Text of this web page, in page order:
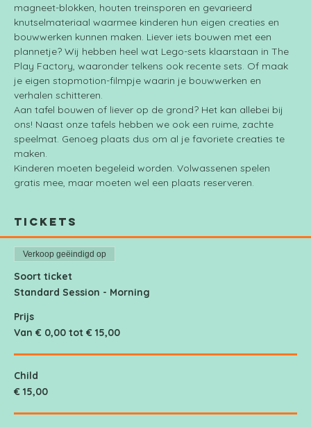
magneet-blokken, houten treinsporen en gevarieerd
knutselmateriaal waarmee kinderen hun eigen creaties en
bouwwerken kunnen maken. Liever iets bouwen met een
plannetje? Wij hebben heel wat Lego-sets klaarstaan in The
Play Factory, waaronder telkens ook recente sets. Of maak
je eigen stopmotion-filmpje waarin je bouwwerken en
verhalen schitteren.
Aan tafel bouwen of liever op de grond? Het kan allebei bij
ons! Naast onze tafels hebben we ook een ruime, zachte
speelmat. Genoeg plaats dus om al je favoriete creaties te
maken.
Kinderen moeten begeleid worden. Volwassenen spelen
gratis mee, maar moeten wel een plaats reserveren.
Tickets
Verkoop geëindigd op
Soort ticket
Standard Session - Morning
Prijs
Van € 0,00 tot € 15,00
Child
€ 15,00